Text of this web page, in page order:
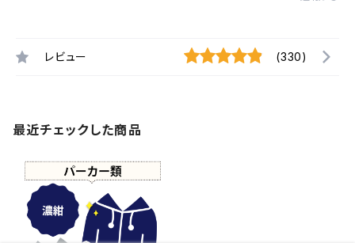
レビュー (330)
最近チェックした商品